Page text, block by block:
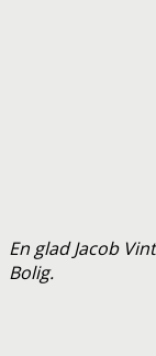
En glad Jacob
Bolig.